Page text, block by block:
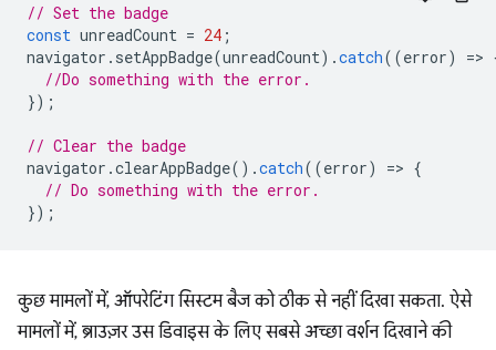
// Set the badge
const unreadCount = 24 ;
navigator . setAppBadge(unreadCount).catch((error) =>
//Do something with the error.
});
// Clear the badge
navigator .clearAppBadge().catch((error) => {
// Do something with the error.
});
कुछ मामलों में, ऑपरेटिंग सिस्टम बैज को ठीक से नहीं दिखा सकता. ऐसे
मामलों में, ब्राउज़र उस डिवाइस के लिए सबसे अच्छा वर्शन दिखाने की